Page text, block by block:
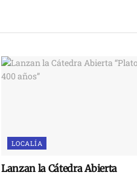
LOCALÍA
Lanzan la Cátedra Abierta